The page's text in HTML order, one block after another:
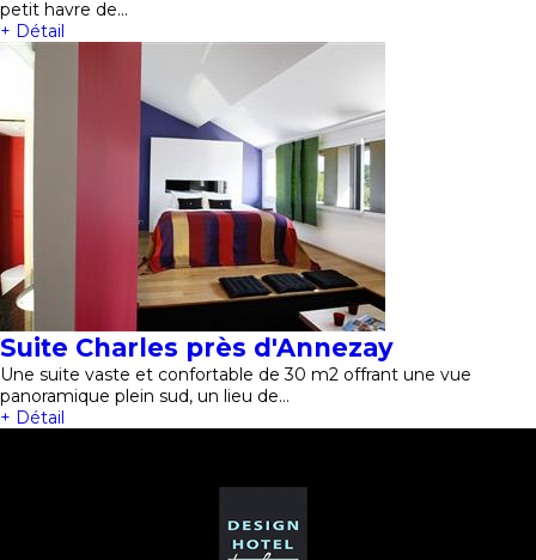
petit havre de…
+ Détail
Suite Charles près d'Annezay
Une suite vaste et confortable de 30 m2 offrant une vue
panoramique plein sud, un lieu de…
+ Détail